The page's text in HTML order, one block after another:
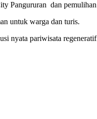
Pangururan dan
untuk warga dan turis.
nyata pariwisata